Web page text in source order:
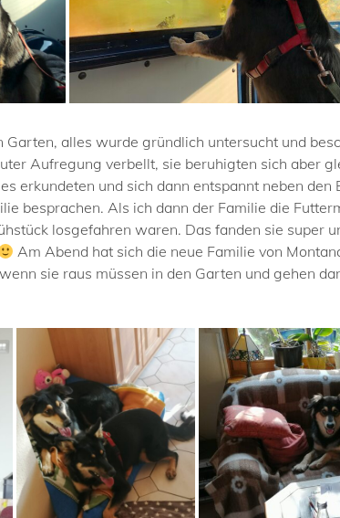
alles wurde gründlich untersucht und
Aufregung verbellt, sie beruhigten sich aber
erkundeten und sich dann entspannt neben den
besprachen. Als ich dann der Familie die
losgefahren waren. Das fanden sie super
Am Abend hat sich die neue Familie von
sie raus müssen in den Garten und gehen